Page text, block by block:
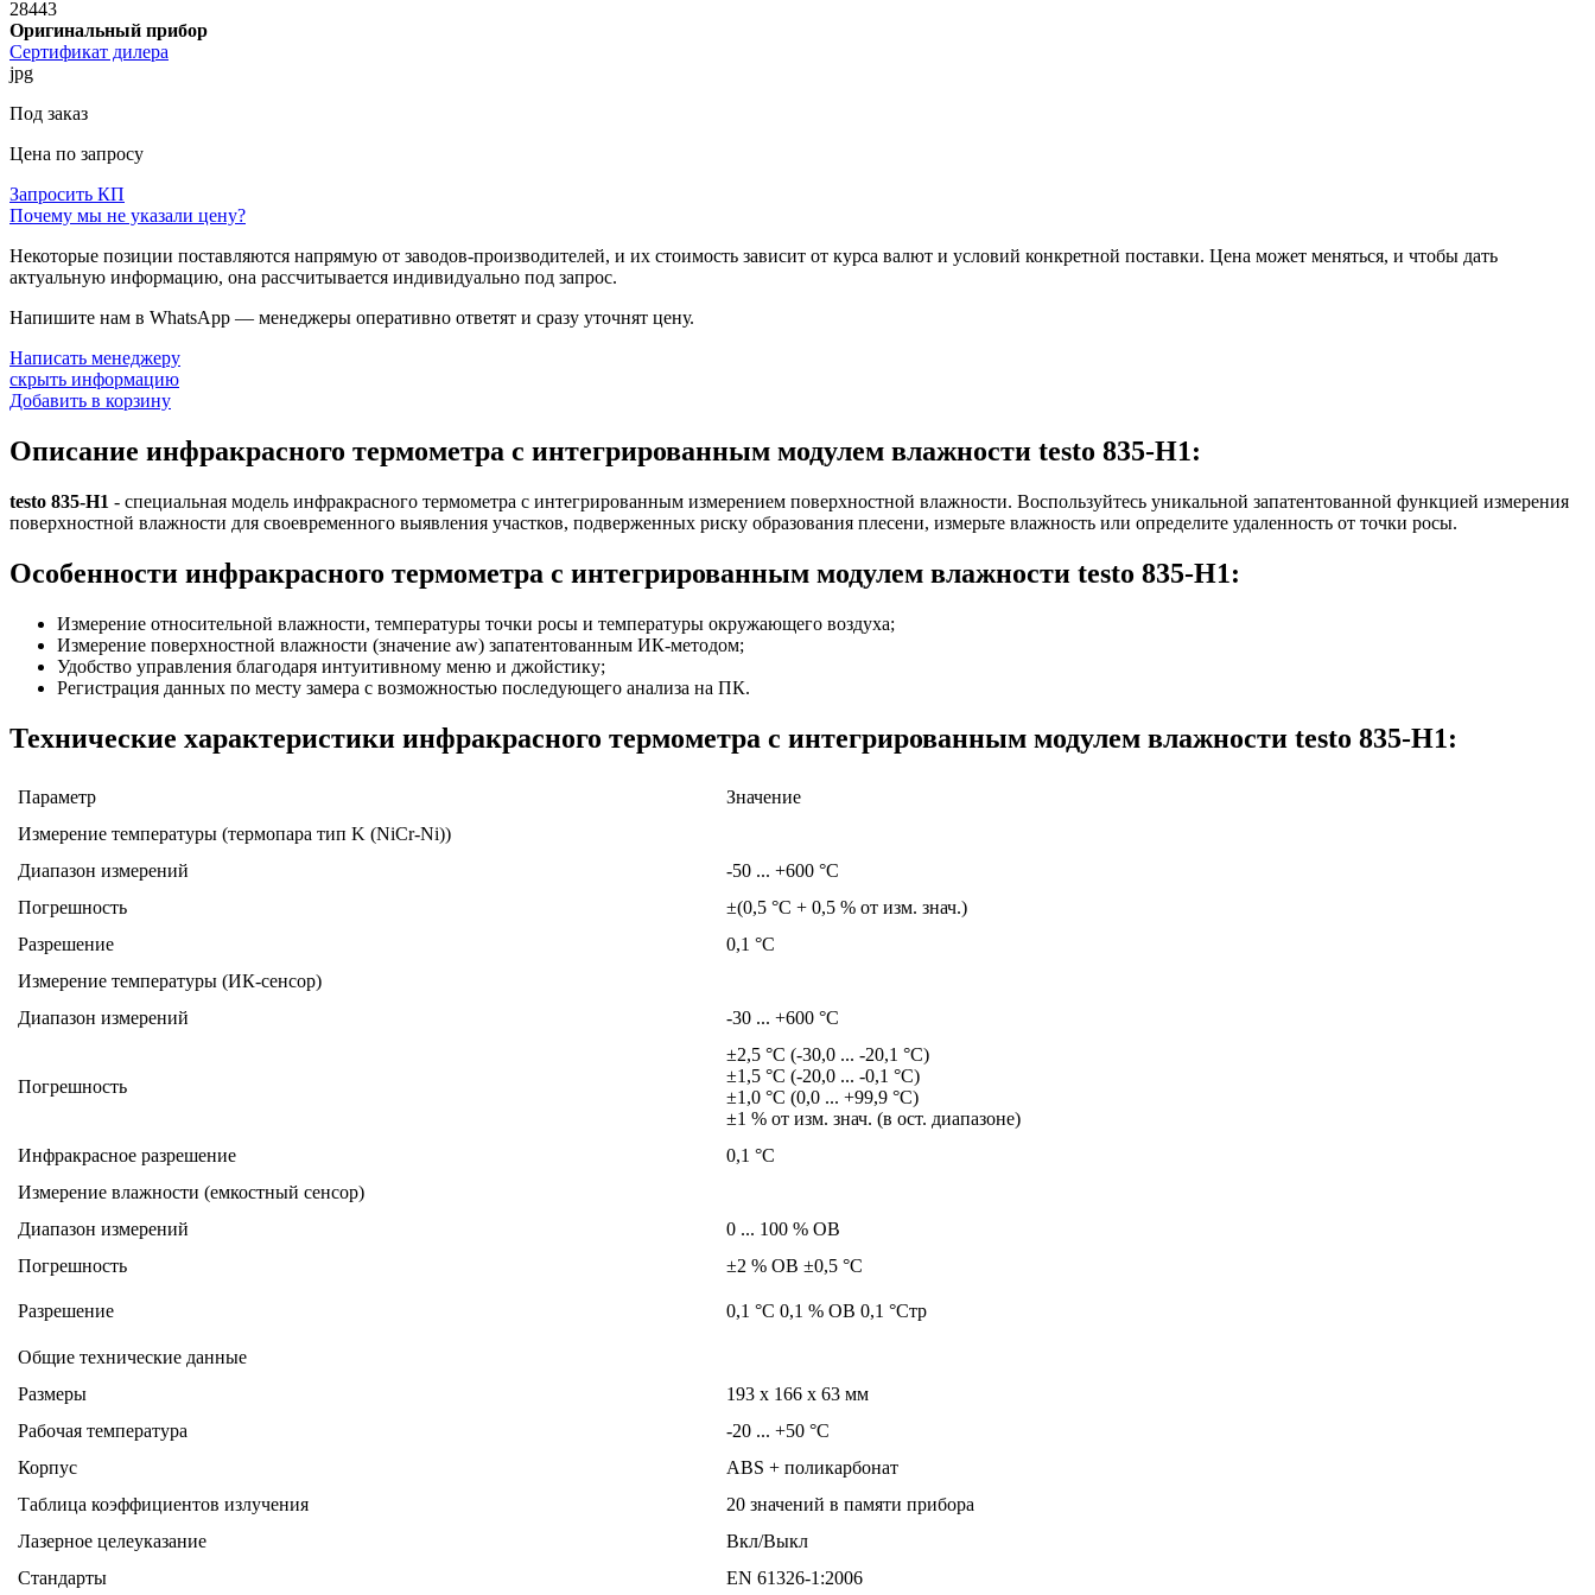
28443
Оригинальный прибор
Сертификат дилера
jpg
Под заказ
Цена по запросу
Запросить КП
Почему мы не указали цену?
Некоторые позиции поставляются напрямую от заводов-производителей, и их стоимость зависит от курса валют и условий конкретной поставки. Цена может меняться, и чтобы дать
актуальную информацию, она рассчитывается индивидуально под запрос.
Напишите нам в WhatsApp — менеджеры оперативно ответят и сразу уточнят цену.
Написать менеджеру
скрыть информацию
Добавить в корзину
Описание инфракрасного термометра с интегрированным модулем влажности testo 835-H1:
testo 835-H1 - специальная модель инфракрасного термометра с интегрированным измерением поверхностной влажности. Воспользуйтесь уникальной запатентованной функцией измерения
поверхностной влажности для своевременного выявления участков, подверженных риску образования плесени, измерьте влажность или определите удаленность от точки росы.
Особенности инфракрасного термометра с интегрированным модулем влажности testo 835-H1:
Измерение относительной влажности, температуры точки росы и температуры окружающего воздуха;
Измерение поверхностной влажности (значение aw) запатентованным ИК-методом;
Удобство управления благодаря интуитивному меню и джойстику;
Регистрация данных по месту замера с возможностью последующего анализа на ПК.
Технические характеристики инфракрасного термометра с интегрированным модулем влажности testo 835-H1:
Параметр
Значение
Измерение температуры (термопара тип K (NiCr-Ni))
Диапазон измерений
-50 ... +600 °C
Погрешность
±(0,5 °C + 0,5 % от изм. знач.)
Разрешение
0,1 °C
Измерение температуры (ИК-сенсор)
Диапазон измерений
-30 ... +600 °C
Погрешность
±2,5 °C (-30,0 ... -20,1 °C)
±1,5 °C (-20,0 ... -0,1 °C)
±1,0 °C (0,0 ... +99,9 °C)
±1 % от изм. знач. (в ост. диапазоне)
Инфракрасное разрешение
0,1 °C
Измерение влажности (емкостный сенсор)
Диапазон измерений
0 ... 100 % ОВ
Погрешность
±2 % ОВ ±0,5 °C
Разрешение 0,1 °C 0,1 % ОВ 0,1 °Cтр
Общие технические данные
Размеры
193 x 166 x 63 мм
Рабочая температура
-20 ... +50 °C
Корпус
ABS + поликарбонат
Таблица коэффициентов излучения
20 значений в памяти прибора
Лазерное целеуказание
Вкл/Выкл
Стандарты
EN 61326-1:2006